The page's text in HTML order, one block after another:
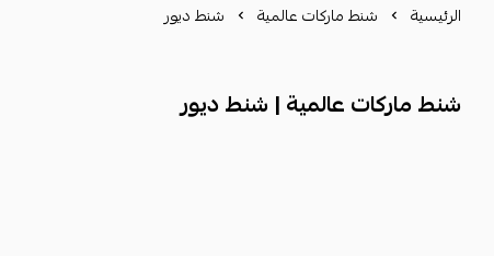
الرئيسية شنط ماركات عالمية شنط ديور
شنط ماركات عالمية | شنط ديور